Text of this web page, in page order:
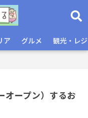
ア グルメ 観光・レ
オープン）するお